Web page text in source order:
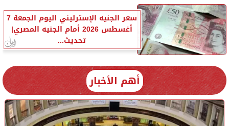
سعر الجنيه الإسترليني اليوم الجمعة 7
أغسطس 2026 أمام الجنيه المصري|
تحديث...
أهم الأخبار